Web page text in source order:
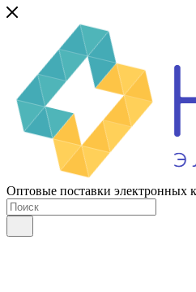
Оптовые поставки электронных